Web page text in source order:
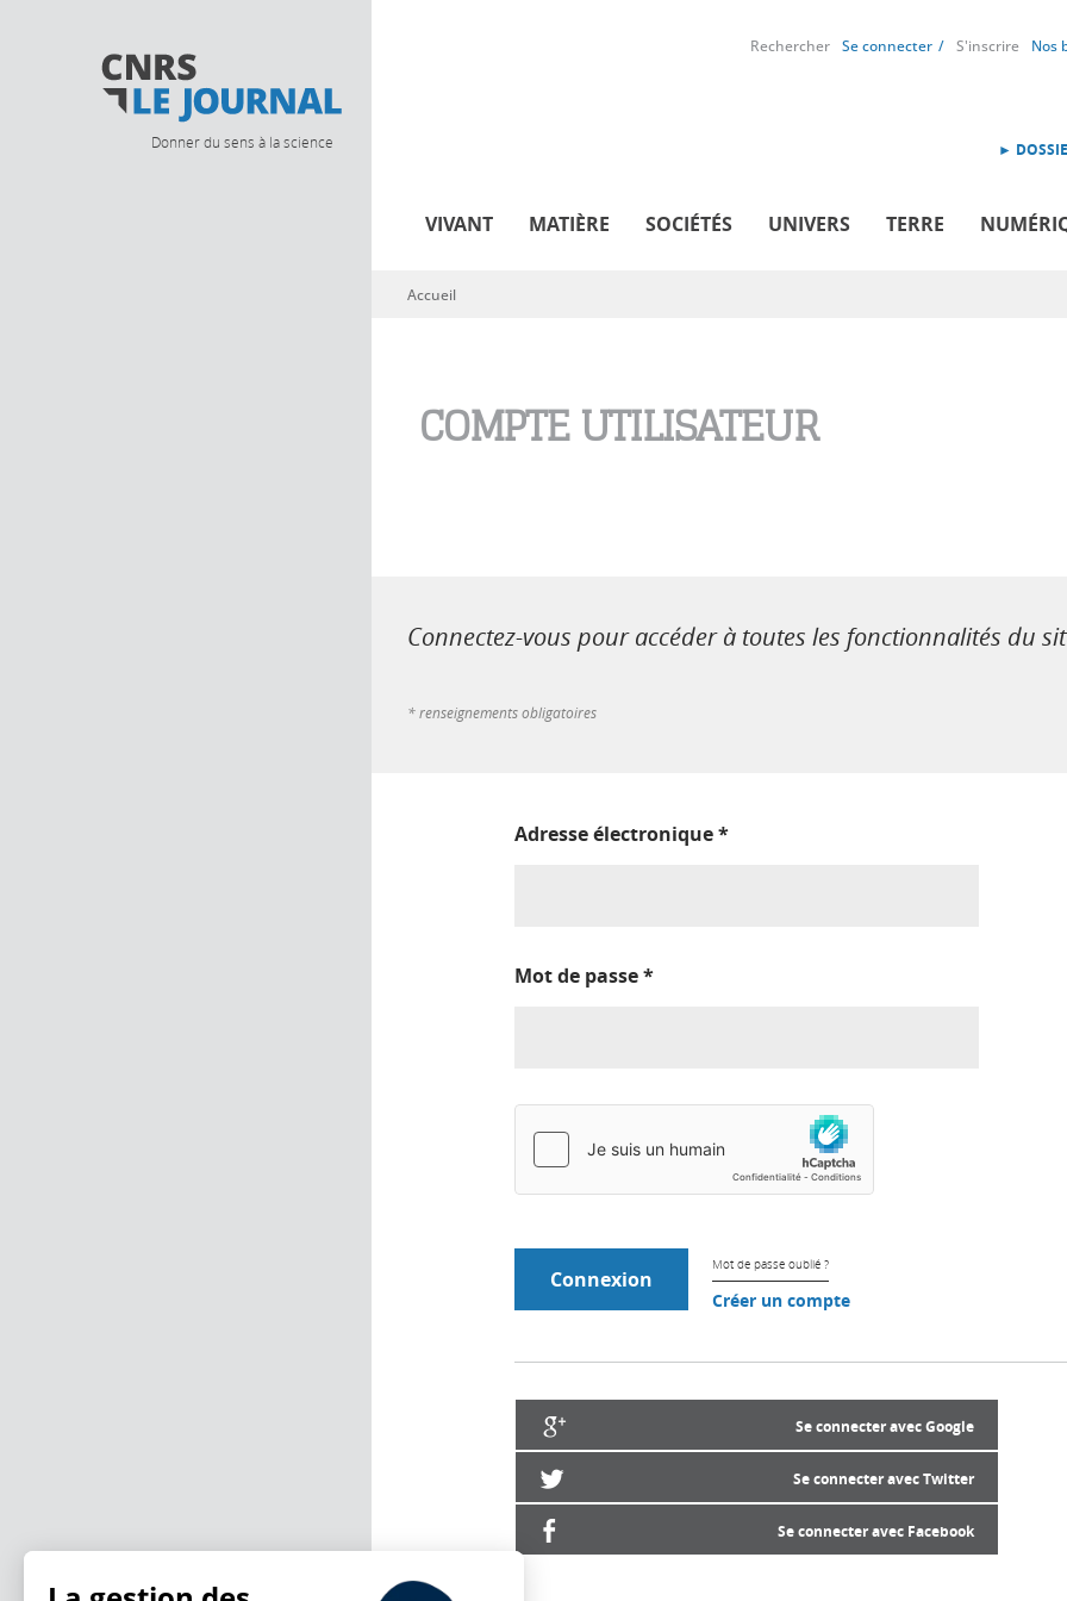
Donner du sens à la science
Rechercher Se connecter S'inscrire Nos
►
VIVANT MATIÈRE SOCIÉTÉS UNIVERS TERRE
Vous êtes ici
Accueil
COMPTE UTILISATEUR
Connectez-vous pour accéder à toutes les fonctionnalités du
* renseignements obligatoires
Adresse électronique*
Mot de passe*
Mot de passe oublié ?
Créer un compte
Se connecter avec Google
Se connecter avec Twitter
Se connecter avec Facebook